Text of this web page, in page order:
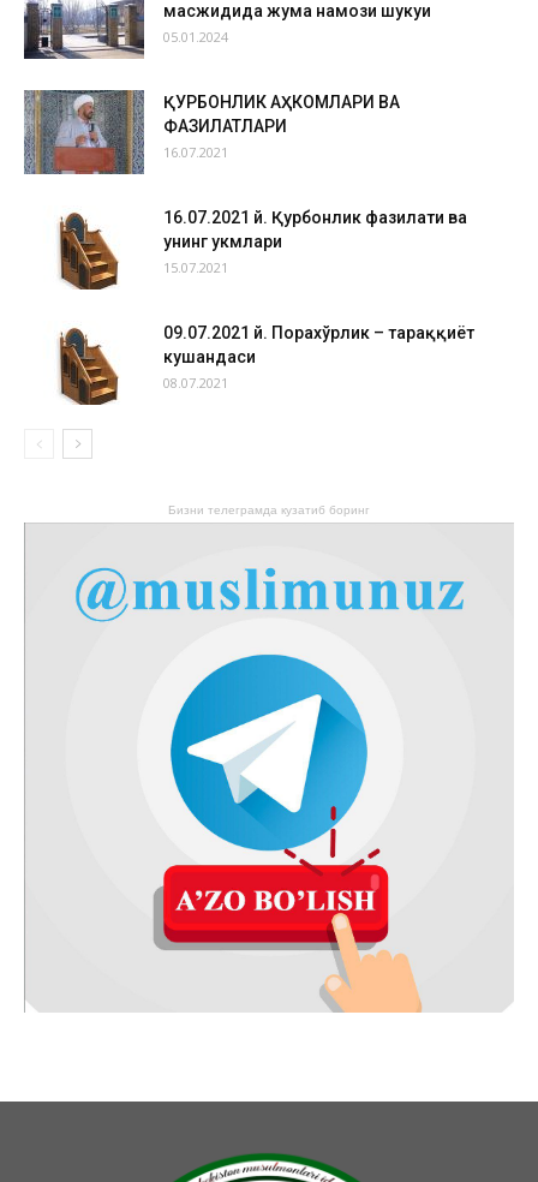
масжидида жума намози шукуҳи
05.01.2024
ҚУРБОНЛИК АҲКОМЛАРИ ВА
ФАЗИЛАТЛАРИ
16.07.2021
16.07.2021 й. Қурбонлик фазилати ва
унинг ҳукмлари
15.07.2021
09.07.2021 й. Порахўрлик – тараққиёт
кушандаси
08.07.2021
Бизни телеграмда кузатиб боринг